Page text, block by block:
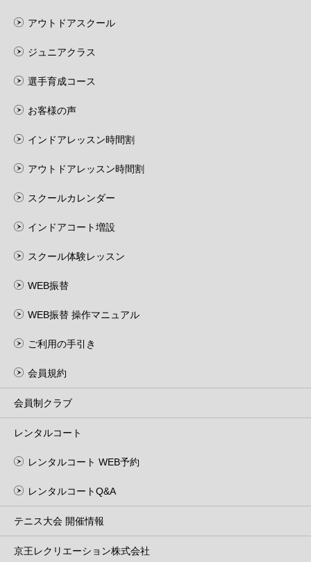
アウトドアスクール
ジュニアクラス
選手育成コース
お客様の声
インドアレッスン時間割
アウトドアレッスン時間割
スクールカレンダー
インドアコート増設
スクール体験レッスン
WEB振替
WEB振替 操作マニュアル
ご利用の手引き
会員規約
会員制クラブ
レンタルコート
レンタルコート WEB予約
レンタルコートQ&A
テニス大会 開催情報
京王レクリエーション株式会社